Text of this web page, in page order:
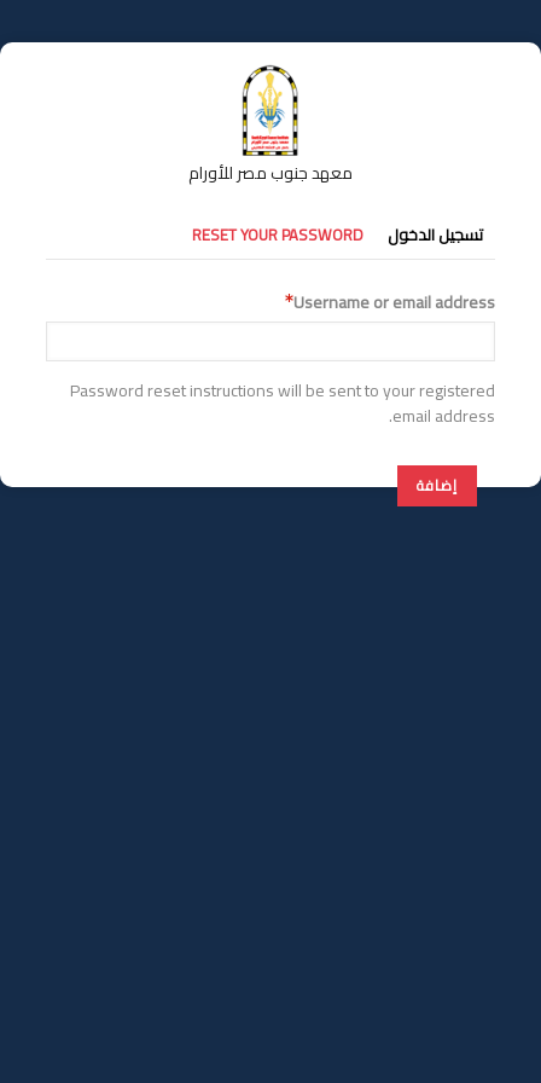
إلى
المحتوى
معهد جنوب مصر للأورام
التبويبات
الأساسية
تسجيل الدخول RESET YOUR PASSWORD
Username or email address
Password reset instructions will be sent to your registered
email address.